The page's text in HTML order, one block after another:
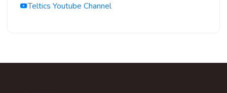
Teltics Youtube Channel